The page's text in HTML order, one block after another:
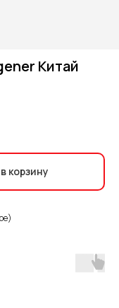
Китай
корзину